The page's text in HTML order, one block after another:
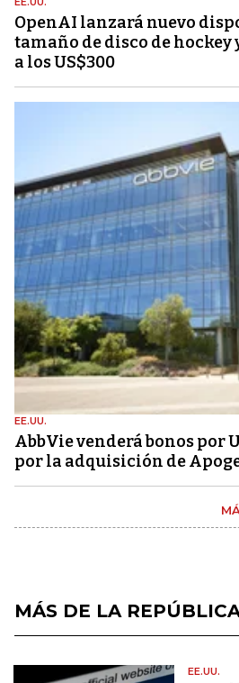
OpenAI lanzará nuevo
tamaño de disco de hockey
a los US$300
EE.UU.
AbbVie venderá bonos por
por la adquisición de
MÁS DE LA
EE.UU.